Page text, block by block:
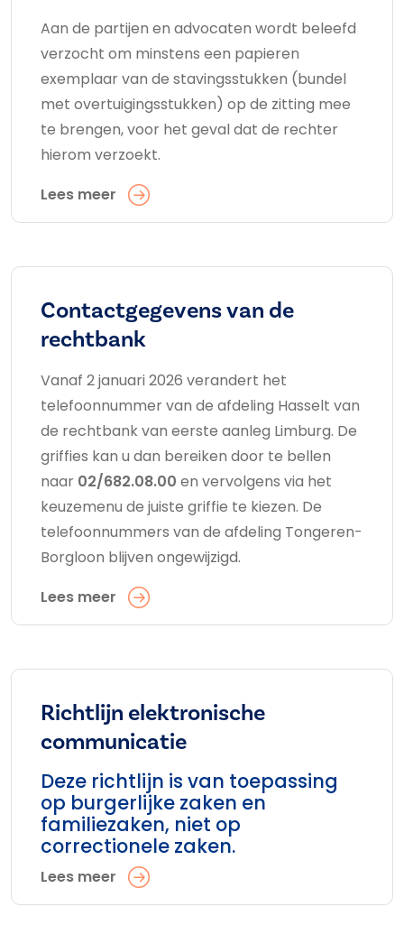
Aan de partijen en advocaten wordt beleefd
verzocht om minstens een papieren
exemplaar van de stavingsstukken (bundel
met overtuigingsstukken) op de zitting mee
te brengen, voor het geval dat de rechter
hierom verzoekt.
Lees meer
Contactgegevens van de
rechtbank
Vanaf 2 januari 2026 verandert het
telefoonnummer van de afdeling Hasselt van
de rechtbank van eerste aanleg Limburg. De
griffies kan u dan bereiken door te bellen
naar 02/682.08.00 en vervolgens via het
keuzemenu de juiste griffie te kiezen. De
telefoonnummers van de afdeling Tongeren-
Borgloon blijven ongewijzigd.
Lees meer
Richtlijn elektronische
communicatie
Deze richtlijn is van toepassing
op burgerlijke zaken en
familiezaken, niet op
correctionele zaken.
Lees meer